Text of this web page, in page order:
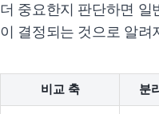
더 중요한지 판단하면 일
이 결정되는 것으로 알려
비교 축 분